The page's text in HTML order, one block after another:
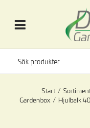
Start /
Gardenbox / Hjulbalk